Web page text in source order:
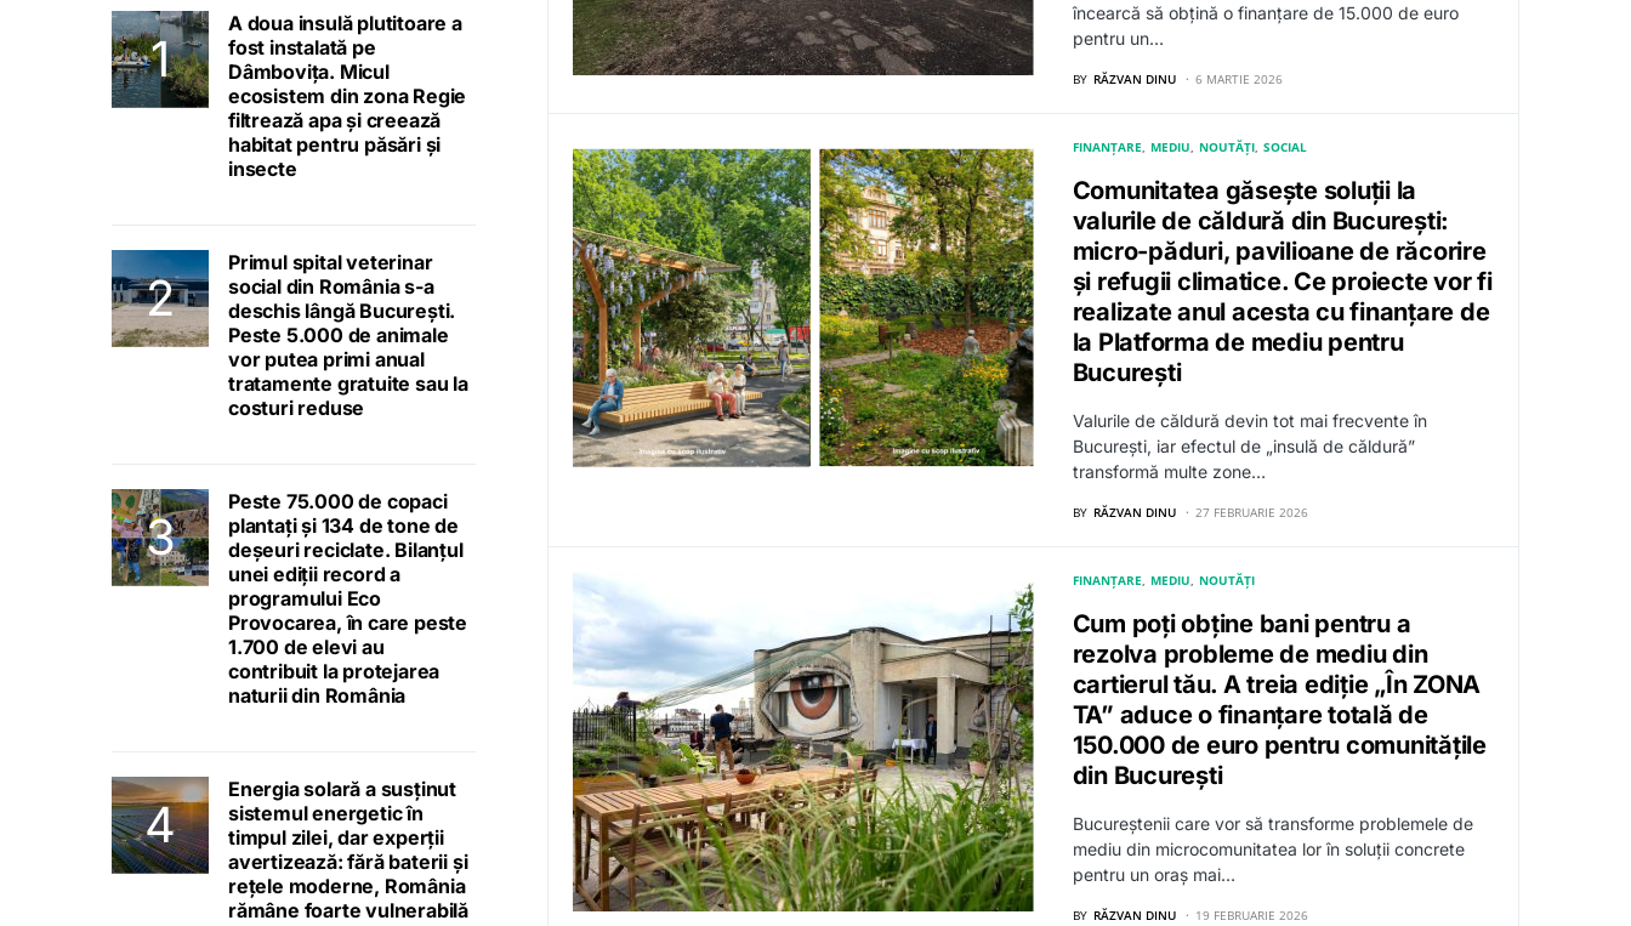
încearcă să obțină o finanțare de 15.000 de euro
pentru un…
BY RĂZVAN DINU 6 MARTIE 2026
FINANȚARE MEDIU NOUTĂȚI SOCIAL
Comunitatea găsește soluții la
valurile de căldură din București:
micro-păduri, pavilioane de răcorire
și refugii climatice. Ce proiecte vor fi
realizate anul acesta cu finanțare de
la Platforma de mediu pentru
București
Valurile de căldură devin tot mai frecvente în
București, iar efectul de „insulă de căldură”
transformă multe zone…
BY RĂZVAN DINU 27 FEBRUARIE 2026
FINANȚARE MEDIU NOUTĂȚI
Cum poți obține bani pentru a
rezolva probleme de mediu din
cartierul tău. A treia ediție „În ZONA
TA” aduce o finanțare totală de
150.000 de euro pentru comunitățile
din București
Bucureștenii care vor să transforme problemele de
mediu din microcomunitatea lor în soluții concrete
pentru un oraș mai…
BY RĂZVAN DINU 19 FEBRUARIE 2026
A doua insulă plutitoare a
fost instalată pe
Dâmbovița. Micul
ecosistem din zona Regie
filtrează apa și creează
habitat pentru păsări și
insecte
Primul spital veterinar
social din România s-a
deschis lângă București.
Peste 5.000 de animale
vor putea primi anual
tratamente gratuite sau la
costuri reduse
Peste 75.000 de copaci
plantați și 134 de tone de
deșeuri reciclate. Bilanțul
unei ediții record a
programului Eco
Provocarea, în care peste
1.700 de elevi au
contribuit la protejarea
naturii din România
Energia solară a susținut
sistemul energetic în
timpul zilei, dar experții
avertizează: fără baterii și
rețele moderne, România
rămâne foarte vulnerabilă